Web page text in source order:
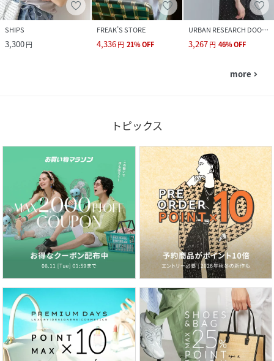
SHIPS
3,300円
FREAK’S STORE
4,336円 21%OFF
URBAN RESEARCH DOORS
3,267円 46%OFF
more navigate_next
トピックス